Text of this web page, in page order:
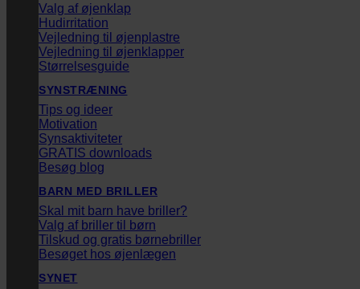
Valg af øjenklap
Hudirritation
Vejledning til øjenplastre
Vejledning til øjenklapper
Størrelsesguide
SYNSTRÆNING
Tips og ideer
Motivation
Synsaktiviteter
GRATIS downloads
Besøg blog
BARN MED BRILLER
Skal mit barn have briller?
Valg af briller til børn
Tilskud og gratis børnebriller
Besøget hos øjenlægen
SYNET